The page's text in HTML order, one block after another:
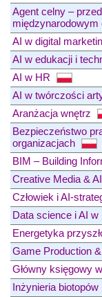
Agent celny –
międzynarodowym
AI w digital
AI w edukacji i
AI w HR
AI w twórczości
Aranżacja wnętrz
Bezpieczeństwo
organizacjach
BIM – Building
Creative Media &
Człowiek i AI-
Data science i AI
Energetyka
Game Production
Główny księgowy
Inżynieria biotopów